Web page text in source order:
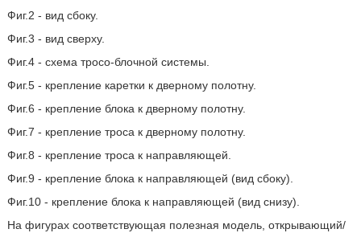
Фиг.2 - вид сбоку.
Фиг.3 - вид сверху.
Фиг.4 - схема тросо-блочной системы.
Фиг.5 - крепление каретки к дверному полотну.
Фиг.6 - крепление блока к дверному полотну.
Фиг.7 - крепление троса к дверному полотну.
Фиг.8 - крепление троса к направляющей.
Фиг.9 - крепление блока к направляющей (вид сбоку).
Фиг.10 - крепление блока к направляющей (вид снизу).
На фигурах соответствующая полезная модель, открывающий/